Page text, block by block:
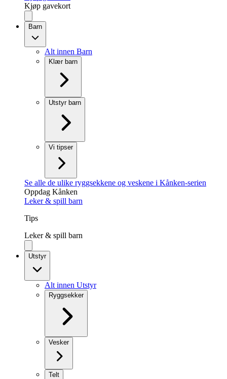
Kjøp gavekort
Barn
Alt innen Barn
Klær barn
Utstyr barn
Vi tipser
Se alle de ulike ryggsekkene og veskene i Kånken-serien
Oppdag Kånken
Leker & spill barn
Tips
Leker & spill barn
Utstyr
Alt innen Utstyr
Ryggsekker
Vesker
Telt